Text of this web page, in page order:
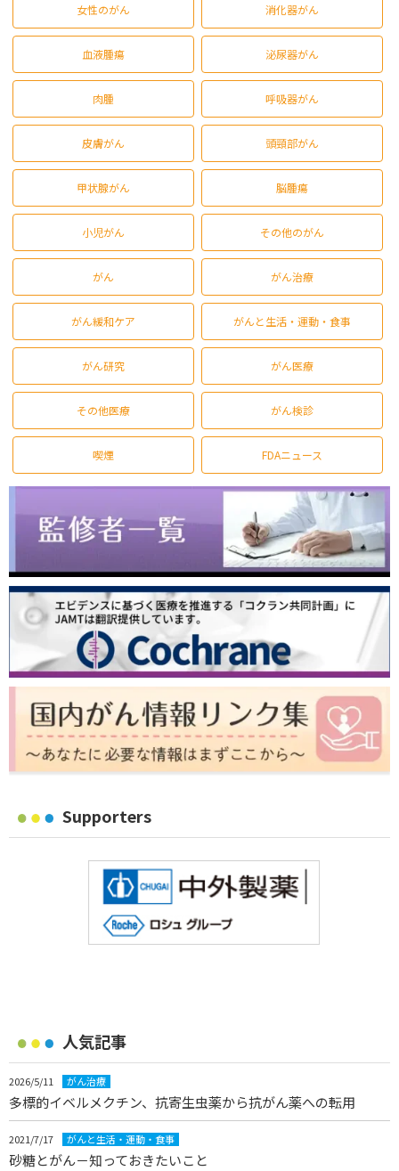
女性のがん 消化器がん
血液腫瘍 泌尿器がん
肉腫 呼吸器がん
皮膚がん 頭頸部がん
甲状腺がん 脳腫瘍
小児がん その他のがん
がん がん治療
がん緩和ケア がんと生活・運動・食事
がん研究 がん医療
その他医療 がん検診
喫煙 FDAニュース
Supporters
人気記事
2026/5/11 がん治療
多標的イベルメクチン、抗寄生虫薬から抗がん薬への転用
2021/7/17 がんと生活・運動・食事
砂糖とがん－知っておきたいこと